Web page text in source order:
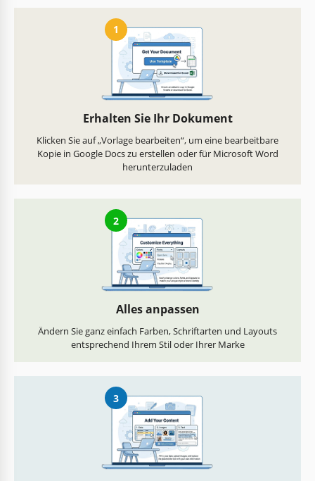
1
Erhalten Sie Ihr Dokument
Klicken Sie auf „Vorlage bearbeiten“, um eine bearbeitbare
Kopie in Google Docs zu erstellen oder für Microsoft Word
herunterzuladen
2
Alles anpassen
Ändern Sie ganz einfach Farben, Schriftarten und Layouts
entsprechend Ihrem Stil oder Ihrer Marke
3